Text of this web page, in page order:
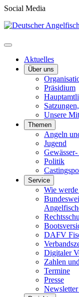
Social Media
Aktuelles
Über uns
Präsidium
Unsere
Themen
Angeln
Jugend
Politik
Service
Wie
DAFV
Digitaler
Zahlen
Termine
Presse